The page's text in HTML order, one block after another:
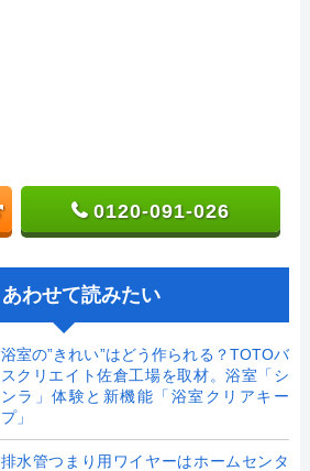
0120-091-026
あわせて読みたい
浴室の”きれい”はどう作られる？TOTOバ
スクリエイト佐倉工場を取材。浴室「シ
ンラ」体験と新機能「浴室クリアキー
プ」
排水管つまり用ワイヤーはホームセンタ